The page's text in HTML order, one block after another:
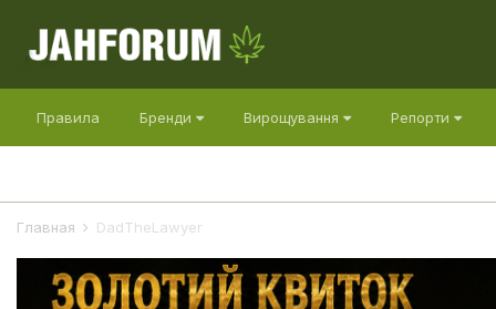
Правила Бренди Вирощування Репорти
Главная DadTheLawyer